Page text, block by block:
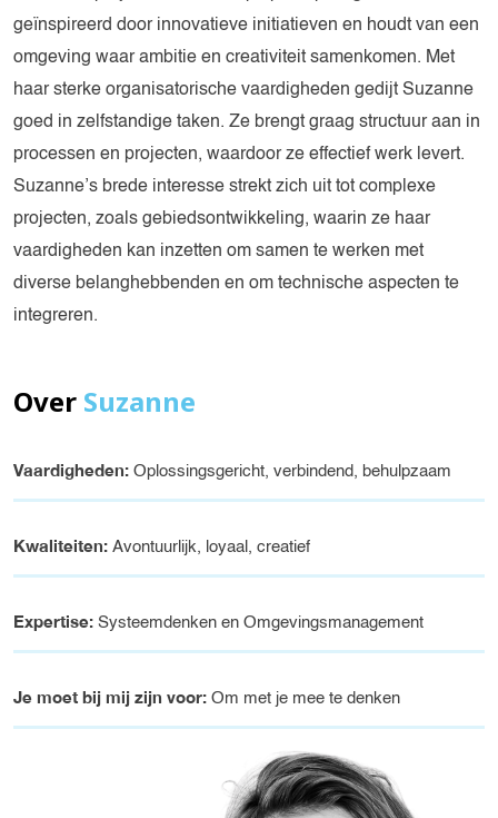
geïnspireerd door innovatieve initiatieven en houdt van een
omgeving waar ambitie en creativiteit samenkomen. Met
haar sterke organisatorische vaardigheden gedijt Suzanne
goed in zelfstandige taken. Ze brengt graag structuur aan in
processen en projecten, waardoor ze effectief werk levert.
Suzanne’s brede interesse strekt zich uit tot complexe
projecten, zoals gebiedsontwikkeling, waarin ze haar
vaardigheden kan inzetten om samen te werken met
diverse belanghebbenden en om technische aspecten te
integreren.
Over Suzanne
Vaardigheden: Oplossingsgericht, verbindend, behulpzaam
Kwaliteiten: Avontuurlijk, loyaal, creatief
Expertise: Systeemdenken en Omgevingsmanagement
Je moet bij mij zijn voor: Om met je mee te denken